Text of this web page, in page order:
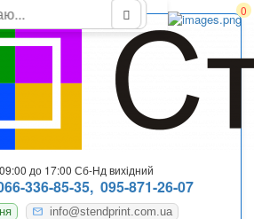
0
до 17:00 Сб-Нд вихідний
336-85-35, 095-871-26-07
info@stendprint.com.ua